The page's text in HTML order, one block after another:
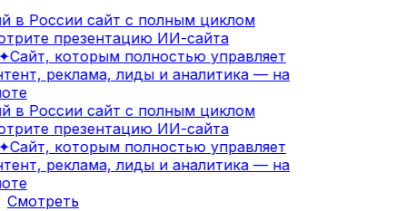
в России сайт с полным циклом
презентацию ИИ-сайта
Сайт, которым полностью управляет
реклама, лиды и аналитика — на
в России сайт с полным циклом
презентацию ИИ-сайта
Сайт, которым полностью управляет
реклама, лиды и аналитика — на
Смотреть